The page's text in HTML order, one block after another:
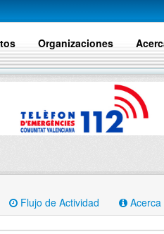
Organizaciones
Flujo de Actividad Acerca